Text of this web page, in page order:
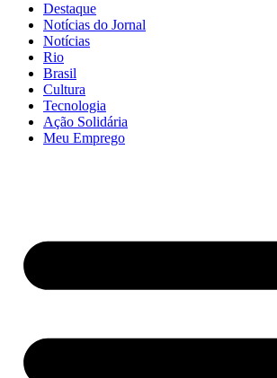
Destaque
Notícias do Jornal
Notícias
Rio
Brasil
Cultura
Tecnologia
Ação Solidária
Meu Emprego